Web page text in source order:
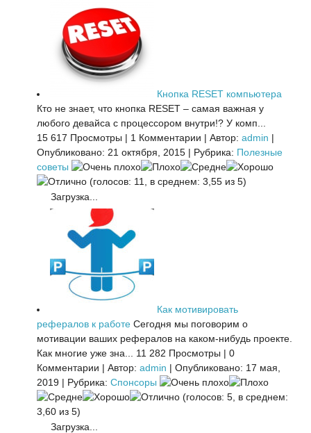
Кнопка RESET компьютера
Кто не знает, что кнопка RESET – самая важная у
любого девайса с процессором внутри!? У комп...
15 617 Просмотры | 1 Комментарии | Автор: admin |
Опубликовано: 21 октября, 2015 | Рубрика: Полезные
советы
(голосов: 11, в среднем: 3,55 из 5)
Загрузка...
Как мотивировать
рефералов к работе Сегодня мы поговорим о
мотивации ваших рефералов на каком-нибудь проекте.
Как многие уже зна...
11 282 Просмотры | 0
Комментарии | Автор: admin | Опубликовано: 17 мая,
2019 | Рубрика: Спонсоры
(голосов: 5, в среднем:
3,60 из 5)
Загрузка...